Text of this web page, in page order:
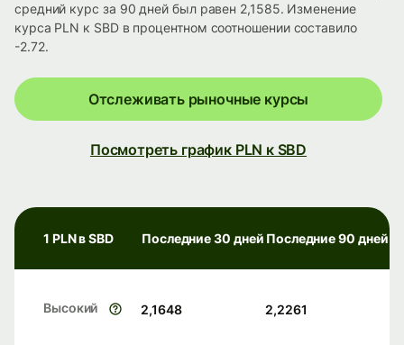
средний курс за 90 дней был равен 2,1585. Изменение
курса PLN к SBD в процентном соотношении составило
-2.72.
Отслеживать рыночные курсы
Посмотреть график PLN к SBD
1 PLN в SBD Последние 30 дней Последние 90 дней
Высокий 2,1648 2,2261